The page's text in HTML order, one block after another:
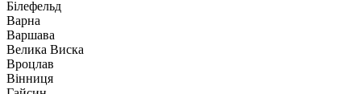
Білефельд
Варна
Варшава
Велика Виска
Вроцлав
Вінниця